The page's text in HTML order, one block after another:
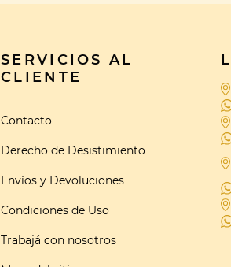
SERVICIOS AL
CLIENTE
Contacto
Derecho de Desistimiento
Envíos y Devoluciones
Condiciones de Uso
Trabajá con nosotros